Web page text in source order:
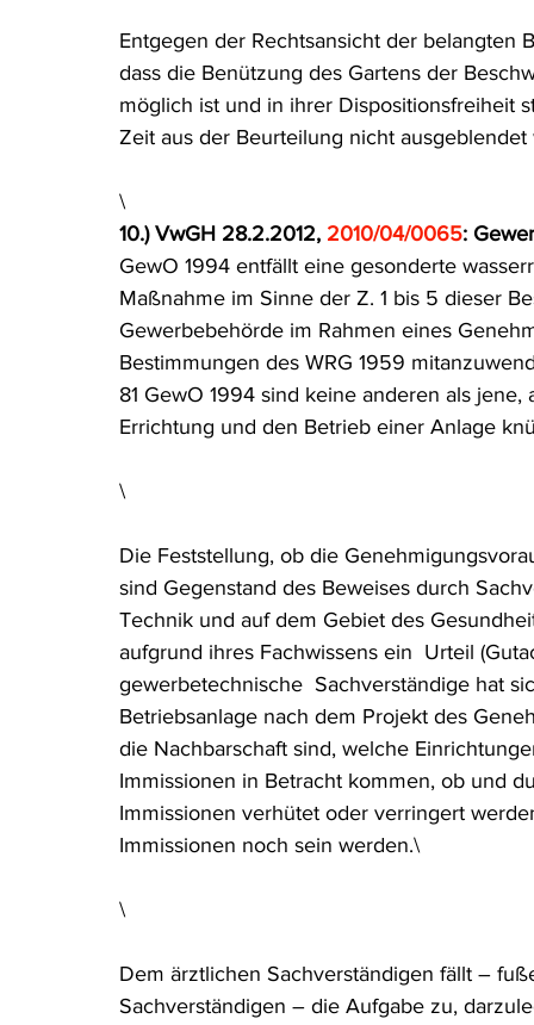
Entgegen der Rechtsansicht der belangten
dass die Benützung des Gartens der
möglich ist und in ihrer Dispositionsfreiheit
Zeit aus der Beurteilung nicht
\
10.) VwGH 28.2.2012, 2010/04/0065:
GewO 1994 entfällt eine gesonderte
Maßnahme im Sinne der Z. 1 bis 5 dieser
Gewerbebehörde im Rahmen eines
Bestimmungen des WRG 1959
81 GewO 1994 sind keine anderen als
Errichtung und den Betrieb einer Anlage
\
Die Feststellung, ob die
sind Gegenstand des Beweises durch
Technik und auf dem Gebiet des
aufgrund ihres Fachwissens ein  Urteil
gewerbetechnische  Sachverständige hat
Betriebsanlage nach dem Projekt des
die Nachbarschaft sind, welche
Immissionen in Betracht kommen, ob und
Immissionen verhütet oder verringert
Immissionen noch sein werden.\
\
Dem ärztlichen Sachverständigen fällt –
Sachverständigen – die Aufgabe zu,